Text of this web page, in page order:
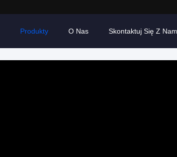
Produkty O Nas Skontaktuj Się Z